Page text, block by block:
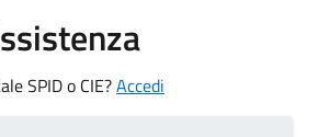
SPID o CIE?Accedi